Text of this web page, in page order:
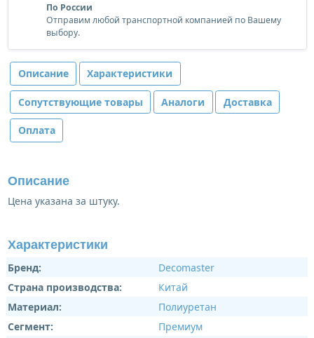
По России
Отправим любой транспортной компанией по Вашему
выбору.
Описание Характеристики
Сопутствующие товары Аналоги Доставка
Оплата
Описание
Цена указана за штуку.
Характеристики
Бренд:
Decomaster
Страна производства:
Китай
Материал:
Полиуретан
Сегмент:
Премиум